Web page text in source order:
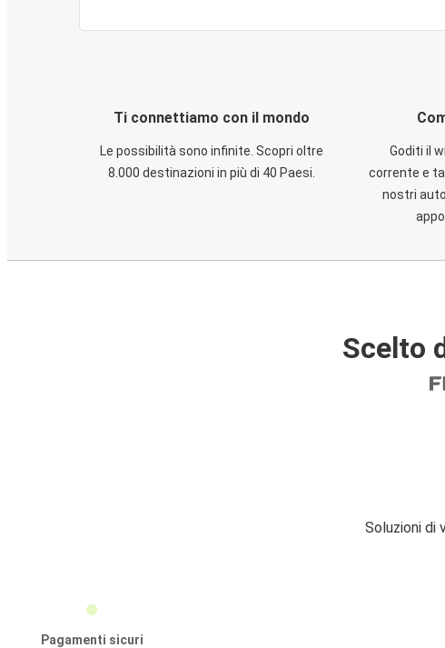
Ti connettiamo con il mondo
Le possibilità sono infinite. Scopri oltre
8.000 destinazioni in più di 40 Paesi.
Goditi il
corrente e
nostri
Scelto
Soluzioni di
Pagamenti sicuri